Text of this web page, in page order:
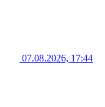
07.08.2026, 17:44